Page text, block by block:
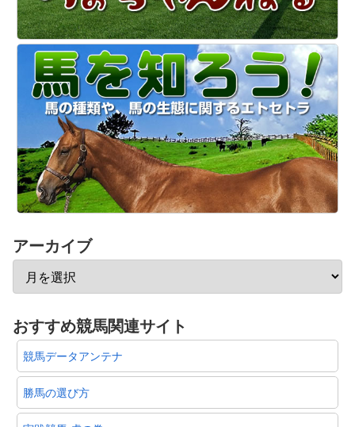
アーカイブ
おすすめ競馬関連サイト
競馬データアンテナ
勝馬の選び方